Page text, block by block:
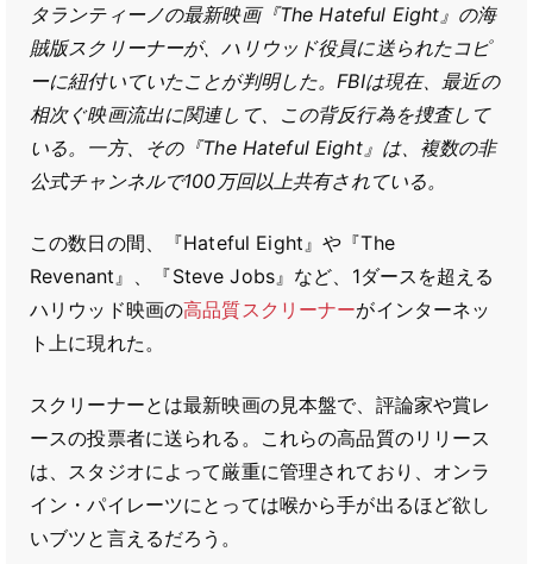
タランティーノの最新映画『The Hateful Eight』の海
賊版スクリーナーが、ハリウッド役員に送られたコピ
ーに紐付いていたことが判明した。FBIは現在、最近の
相次ぐ映画流出に関連して、この背反行為を捜査して
いる。一方、その『The Hateful Eight』は、複数の非
公式チャンネルで100万回以上共有されている。
この数日の間、『Hateful Eight』や『The
Revenant』、『Steve Jobs』など、1ダースを超える
ハリウッド映画の高品質スクリーナーがインターネッ
ト上に現れた。
スクリーナーとは最新映画の見本盤で、評論家や賞レ
ースの投票者に送られる。これらの高品質のリリース
は、スタジオによって厳重に管理されており、オンラ
イン・パイレーツにとっては喉から手が出るほど欲し
いブツと言えるだろう。